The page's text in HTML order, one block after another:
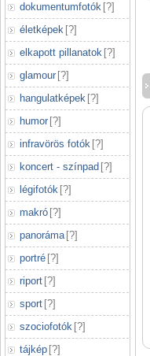
dokumentumfotók [?]
életképek [?]
elkapott pillanatok [?]
glamour [?]
hangulatképek [?]
humor [?]
infravörös fotók [?]
koncert - színpad [?]
légifotók [?]
makró [?]
panoráma [?]
portré [?]
riport [?]
sport [?]
szociofotók [?]
tájkép [?]